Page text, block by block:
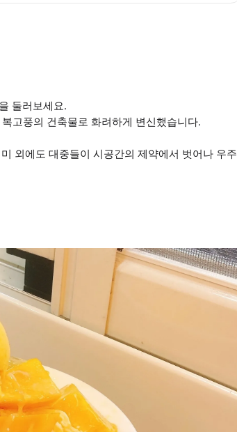
둘러보세요.
고풍의 건축물로 화려하게 변신했습니다.
외에도 대중들이 시공간의 제약에서 벗어나 우주